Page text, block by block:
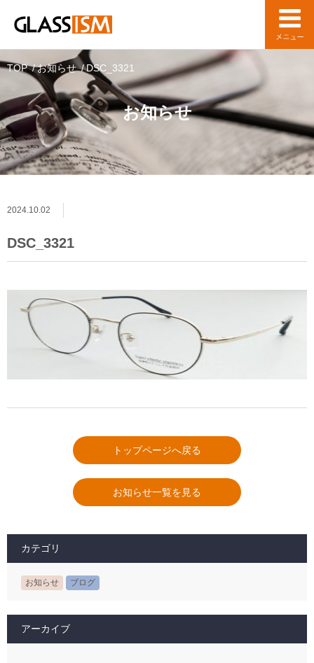
お知らせ
TOP お知らせ DSC_3321
2024.10.02
DSC_3321
トップページへ戻る
お知らせ一覧を見る
カテゴリ
お知らせ ブログ
アーカイブ